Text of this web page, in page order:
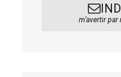
m’avertir